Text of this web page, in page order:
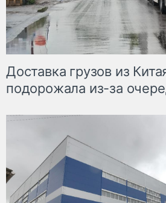
Доставка грузов из
подорожала из-за